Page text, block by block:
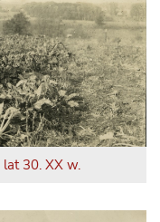
lat 30. XX w.